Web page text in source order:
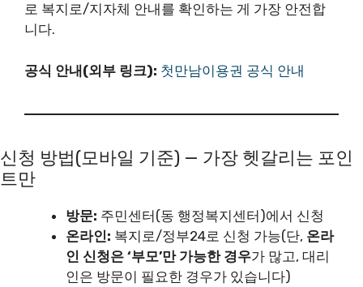
로 복지로/지자체 안내를 확인하는 게 가장 안전합
니다.
공식 안내(외부 링크): 첫만남이용권 공식 안내
신청 방법(모바일 기준) — 가장 헷갈리는 포인
트만
방문: 주민센터(동 행정복지센터)에서 신청
온라인: 복지로/정부24로 신청 가능(단, 온라
인 신청은 ‘부모’만 가능한 경우가 많고, 대리
인은 방문이 필요한 경우가 있습니다)